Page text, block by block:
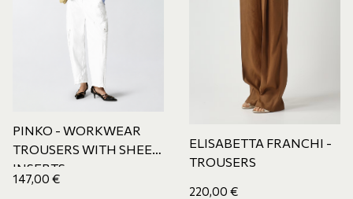
PINKO - WORKWEAR
TROUSERS WITH SHEER
INSERTS
147,00 €
ELISABETTA FRANCHI -
TROUSERS
220,00 €